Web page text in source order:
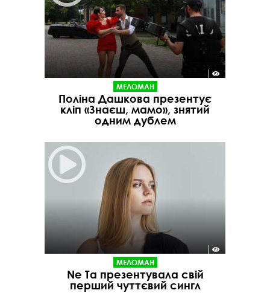
МЕЛОМАН
Поліна Дашкова презентує
кліп «Знаєш, мамо», знятий
одним дублем
МЕЛОМАН
Ne Ta презентувала свій
перший чуттєвий сингл